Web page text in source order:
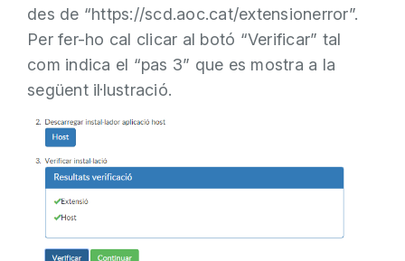
des de “https://scd.aoc.cat/extensionerror”.
Per fer-ho cal clicar al botó “Verificar” tal
com indica el “pas 3” que es mostra a la
següent il·lustració.